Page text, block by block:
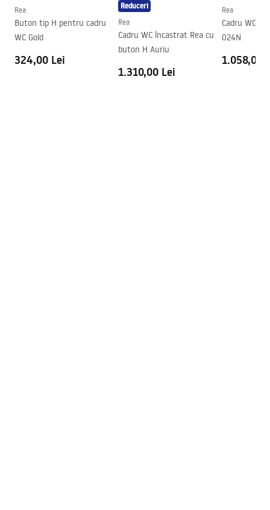
Distanta intre suruburi pentru
montaj
180
Capac inclus Da, în culoarea vasului WC
Instrucțiuni de asamblare
WC.pdf
Rea
Buton tip H pentru cadru
WC Gold
324,00 Lei
Reduceri
Rea
Cadru WC încastrat Rea cu
buton H Auriu
1.310,00 Lei
Rea
Cadru WC
024N
1.058,00